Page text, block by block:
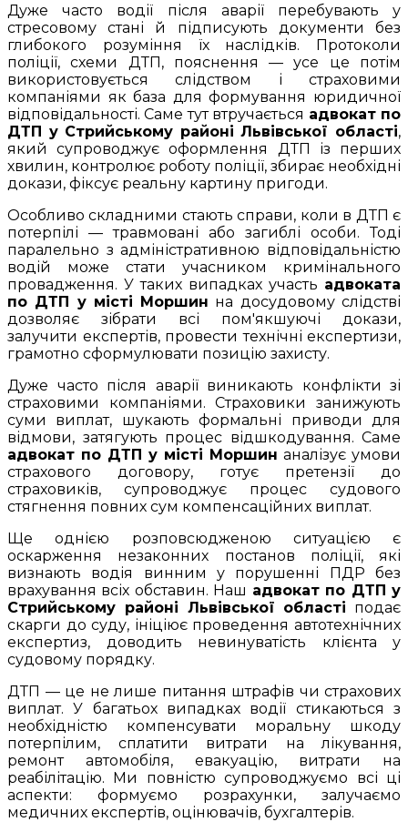
Дуже часто водії після аварії перебувають у
стресовому стані й підписують документи без
глибокого розуміння їх наслідків. Протоколи
поліції, схеми ДТП, пояснення — усе це потім
використовується слідством і страховими
компаніями як база для формування юридичної
відповідальності. Саме тут втручається адвокат по
ДТП у Стрийському районі Львівської області,
який супроводжує оформлення ДТП із перших
хвилин, контролює роботу поліції, збирає необхідні
докази, фіксує реальну картину пригоди.
Особливо складними стають справи, коли в ДТП є
потерпілі — травмовані або загиблі особи. Тоді
паралельно з адміністративною відповідальністю
водій може стати учасником кримінального
провадження. У таких випадках участь адвоката
по ДТП у місті Моршин на досудовому слідстві
дозволяє зібрати всі пом'якшуючі докази,
залучити експертів, провести технічні експертизи,
грамотно сформулювати позицію захисту.
Дуже часто після аварії виникають конфлікти зі
страховими компаніями. Страховики занижують
суми виплат, шукають формальні приводи для
відмови, затягують процес відшкодування. Саме
адвокат по ДТП у місті Моршин аналізує умови
страхового договору, готує претензії до
страховиків, супроводжує процес судового
стягнення повних сум компенсаційних виплат.
Ще однією розповсюдженою ситуацією є
оскарження незаконних постанов поліції, які
визнають водія винним у порушенні ПДР без
врахування всіх обставин. Наш адвокат по ДТП у
Стрийському районі Львівської області подає
скарги до суду, ініціює проведення автотехнічних
експертиз, доводить невинуватість клієнта у
судовому порядку.
ДТП — це не лише питання штрафів чи страхових
виплат. У багатьох випадках водії стикаються з
необхідністю компенсувати моральну шкоду
потерпілим, сплатити витрати на лікування,
ремонт автомобіля, евакуацію, витрати на
реабілітацію. Ми повністю супроводжуємо всі ці
аспекти: формуємо розрахунки, залучаємо
медичних експертів, оцінювачів, бухгалтерів.